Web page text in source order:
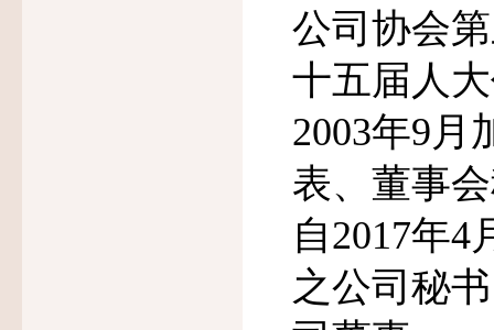
公司协会
十五届人
2003年9月
表、董事
自2017年4
之公司秘